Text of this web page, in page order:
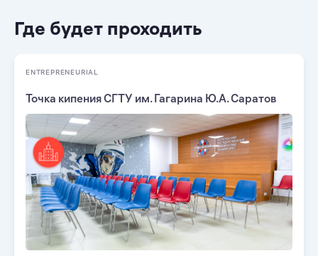
Где будет проходить
ENTREPRENEURIAL
Точка кипения СГТУ им. Гагарина Ю.А. Саратов